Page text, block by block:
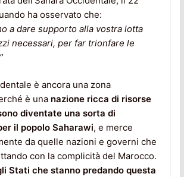
ha osservato che:
a dare supporto alla vostra lotta
necessari, per far trionfare le
”
è ancora una zona
è una nazione ricca di risorse
diventate una sorta di
il popolo Saharawi, e merce
da quelle nazioni e governi che
con la complicità del Marocco.
Stati che stanno predando questa